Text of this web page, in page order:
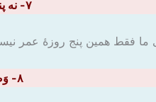
۷- نه پنج روزۀ عمرست عشق روی تو ما را / وَجَدْتَ رائِحَهَ الْوُدِّ إنْ شَمَمْتَ رُفاتی
فقط همین پنج روزۀ عمر
۸- وَصَفْتُ کُلَّ مَلیحٍ کَما تُحِبُّ وَ تَرْضَی / محامد تو چه گویم که ماورای صفاتی